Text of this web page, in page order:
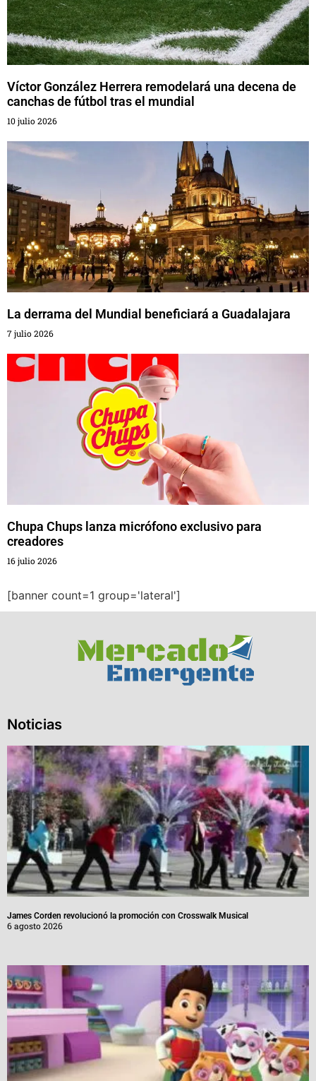
Víctor González Herrera remodelará una decena de
canchas de fútbol tras el mundial
10 julio 2026
La derrama del Mundial beneficiará a Guadalajara
7 julio 2026
Chupa Chups lanza micrófono exclusivo para
creadores
16 julio 2026
[banner count=1 group='lateral']
Noticias
James Corden revolucionó la promoción con Crosswalk Musical
6 agosto 2026